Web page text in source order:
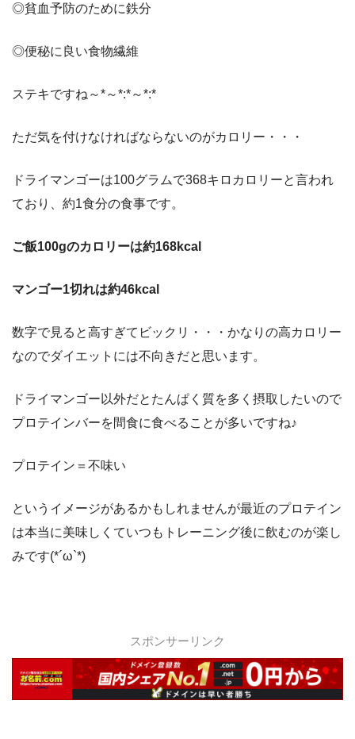
◎貧血予防のために鉄分
◎便秘に良い食物繊維
ステキですね～*～*:*～*:*
ただ気を付けなければならないのがカロリー・・・
ドライマンゴーは100グラムで368キロカロリーと言われ
ており、約1食分の食事です。
ご飯100gのカロリーは約168kcal
マンゴー1切れは約46kcal
数字で見ると高すぎてビックリ・・・かなりの高カロリー
なのでダイエットには不向きだと思います。
ドライマンゴー以外だとたんぱく質を多く摂取したいので
プロテインバーを間食に食べることが多いですね♪
プロテイン＝不味い
というイメージがあるかもしれませんが最近のプロテイン
は本当に美味しくていつもトレーニング後に飲むのが楽し
みです(*´ω`*)
スポンサーリンク